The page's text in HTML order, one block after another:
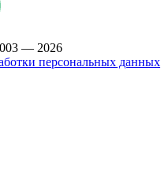
— 2026
персональных данных